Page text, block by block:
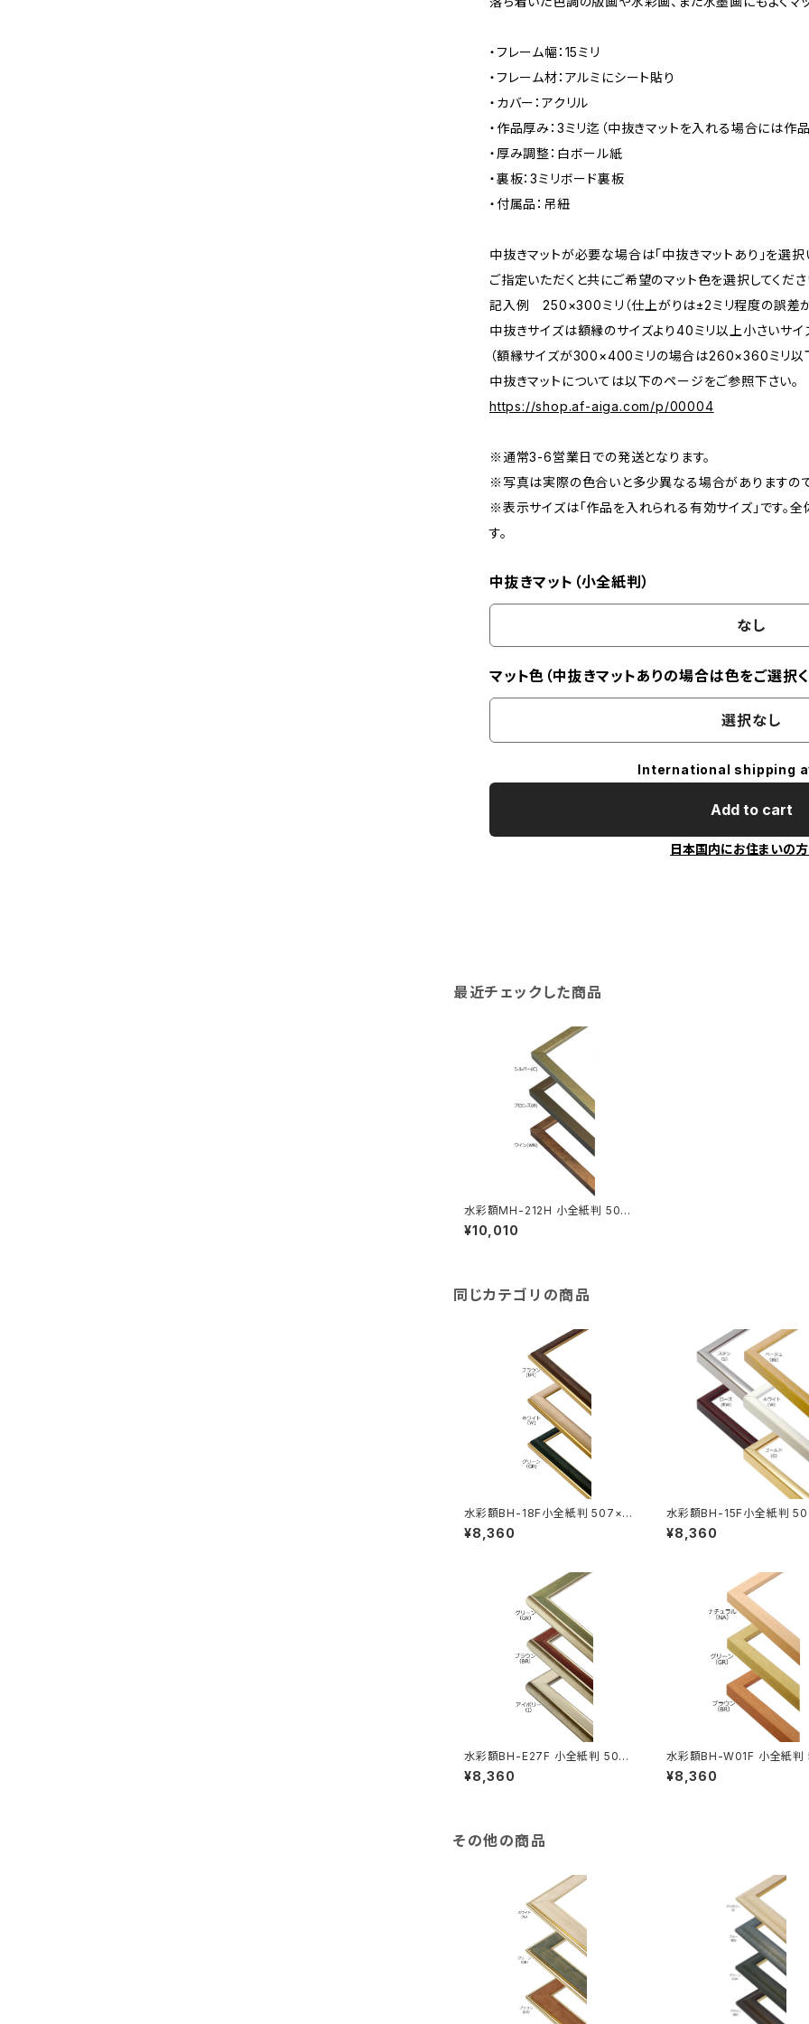
・フレーム幅：15ミリ
・フレーム材：アルミにシート貼り
・カバー：アクリル
・作品厚み：3ミリ迄（中抜きマットを入れる場合には作品
・厚み調整：白ボール紙
・裏板：3ミリボード裏板
・付属品：吊紐
中抜きマットが必要な場合は「中抜きマットあり」を選
ご指定いただくと共にご希望のマット色を選択してくださ
記入例 250×300ミリ（仕上がりは±2ミリ程度の誤差が
中抜きサイズは額縁のサイズより40ミリ以上小さいサイ
（額縁サイズが300×400ミリの場合は260×360ミリ以
中抜きマットについては以下のページをご参照下さい。
https://shop.af-aiga.com/p/00004
※通常3-6営業日での発送となります。
※写真は実際の色合いと多少異なる場合がありますので
※表示サイズは「作品を入れられる有効サイズ」です。
す。
中抜きマット（小全紙判）
なし
マット色（中抜きマットありの場合は色をご選択く
選択なし
International shipping
Add to cart
日本国内にお住まいの
最近チェックした商品
水彩額MH-212H 小全紙判 507
×659ミリ
¥10,010
同じカテゴリの商品
水彩額BH-18F小全紙判 507×6
59ミリ
¥8,360
水彩額BH-15F小全紙判
59ミリ
¥8,360
水彩額BH-E27F 小全紙判 507
×659ミリ
¥8,360
水彩額BH-W01F 小全紙
×659ミリ
¥8,360
その他の商品